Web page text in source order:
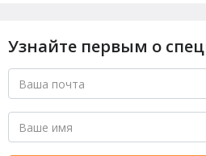
Узнайте первым о